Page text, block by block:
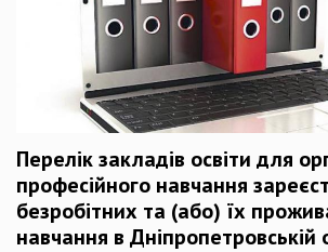
Перелік закладів освіти для
професійного навчання
безробітних та (або) їх
навчання в Дніпропетровській